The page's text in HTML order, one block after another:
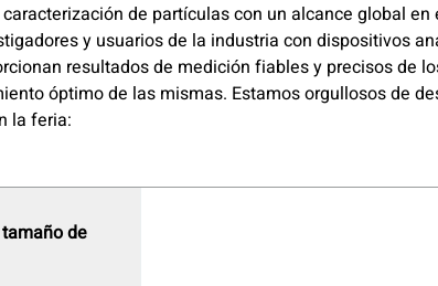
de partículas con un alcance global en
y usuarios de la industria con dispositivos
resultados de medición fiables y precisos de
óptimo de las mismas. Estamos orgullosos de
la feria:
de